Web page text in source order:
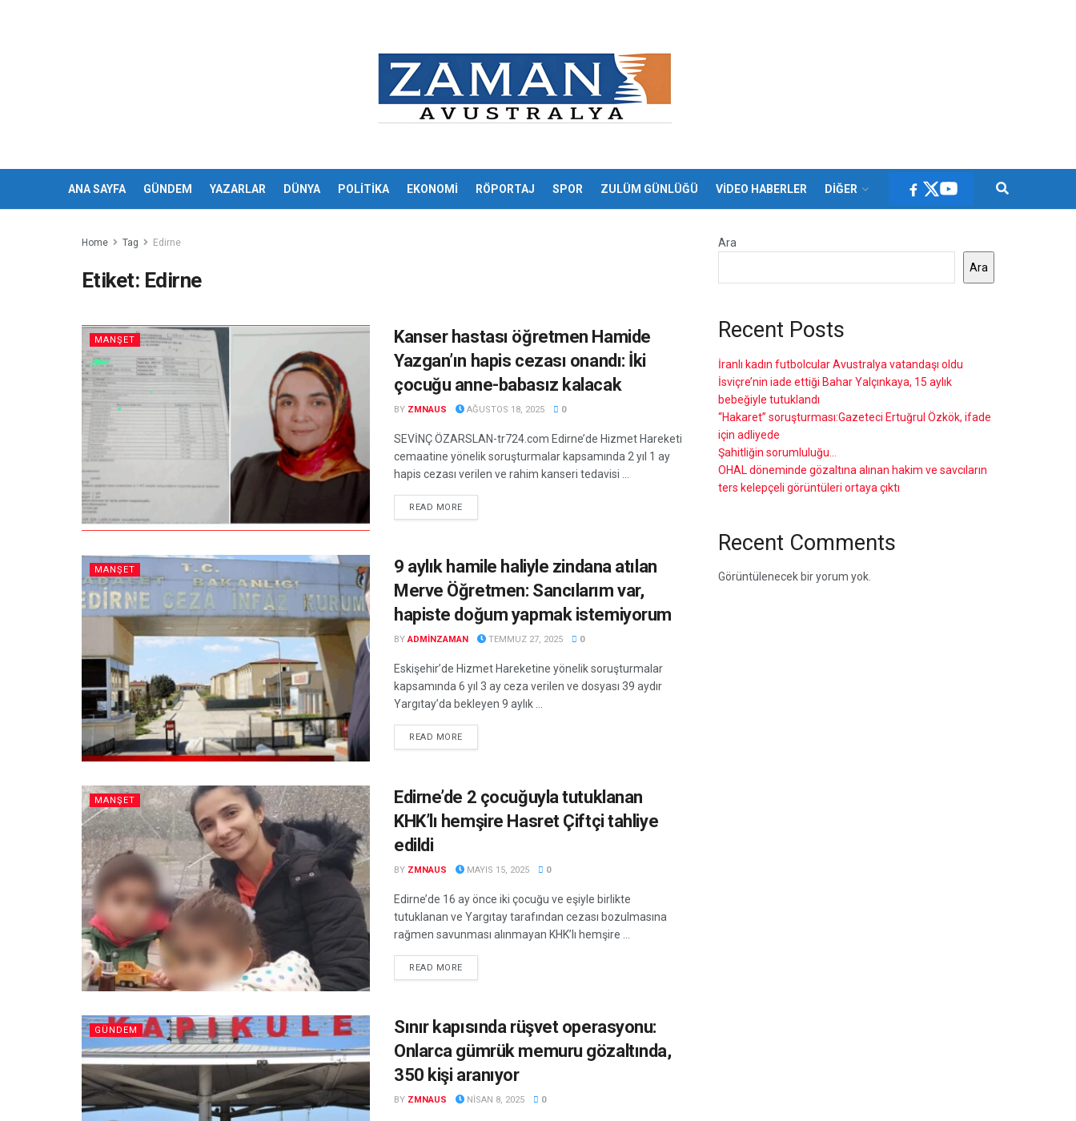
ANA SAYFA GÜNDEM YAZARLAR DÜNYA POLİTİKA EKONOMİ RÖPORTAJ SPOR ZULÜM GÜNLÜĞÜ VİDEO HABERLER DİĞER
Home Tag Edirne
Etiket: Edirne
MANŞET
Kanser hastası öğretmen Hamide
Yazgan’ın hapis cezası onandı: İki
çocuğu anne-babasız kalacak
BY ZMNAUS AĞUSTOS 18, 2025 0
SEVİNÇ ÖZARSLAN-tr724.com Edirne’de Hizmet Hareketi
cemaatine yönelik soruşturmalar kapsamında 2 yıl 1 ay
hapis cezası verilen ve rahim kanseri tedavisi ...
READ MOREDETAILS
MANŞET
9 aylık hamile haliyle zindana atılan
Merve Öğretmen: Sancılarım var,
hapiste doğum yapmak istemiyorum
BY ADMINZAMAN TEMMUZ 27, 2025 0
Eskişehir’de Hizmet Hareketine yönelik soruşturmalar
kapsamında 6 yıl 3 ay ceza verilen ve dosyası 39 aydır
Yargıtay’da bekleyen 9 aylık ...
READ MOREDETAILS
MANŞET
Edirne’de 2 çocuğuyla tutuklanan
KHK’lı hemşire Hasret Çiftçi tahliye
edildi
BY ZMNAUS MAYIS 15, 2025 0
Edirne’de 16 ay önce iki çocuğu ve eşiyle birlikte
tutuklanan ve Yargıtay tarafından cezası bozulmasına
rağmen savunması alınmayan KHK’lı hemşire ...
READ MOREDETAILS
GÜNDEM
Sınır kapısında rüşvet operasyonu:
Onlarca gümrük memuru gözaltında,
350 kişi aranıyor
BY ZMNAUS NISAN 8, 2025 0
Ara
Ara
Recent Posts
İranlı kadın futbolcular Avustralya vatandaşı oldu
İsviçre’nin iade ettiği Bahar Yalçınkaya, 15 aylık
bebeğiyle tutuklandı
“Hakaret” soruşturması:Gazeteci Ertuğrul Özkök, ifade
için adliyede
Şahitliğin sorumluluğu…
OHAL döneminde gözaltına alınan hakim ve savcıların
ters kelepçeli görüntüleri ortaya çıktı
Recent Comments
Görüntülenecek bir yorum yok.